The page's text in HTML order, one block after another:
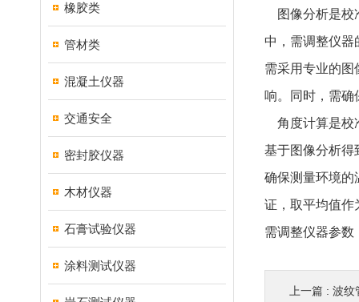
橡胶类
管材类
混凝土仪器
交通安全
密封胶仪器
木材仪器
石膏试验仪器
涂料测试仪器
图像分析是校
中，需调整仪
需采用专业的
响。同时，需
角度计算是校
基于图像分析得
确保测量环境的
证，取平均值作
需调整仪器参数
上一篇 : 波纹